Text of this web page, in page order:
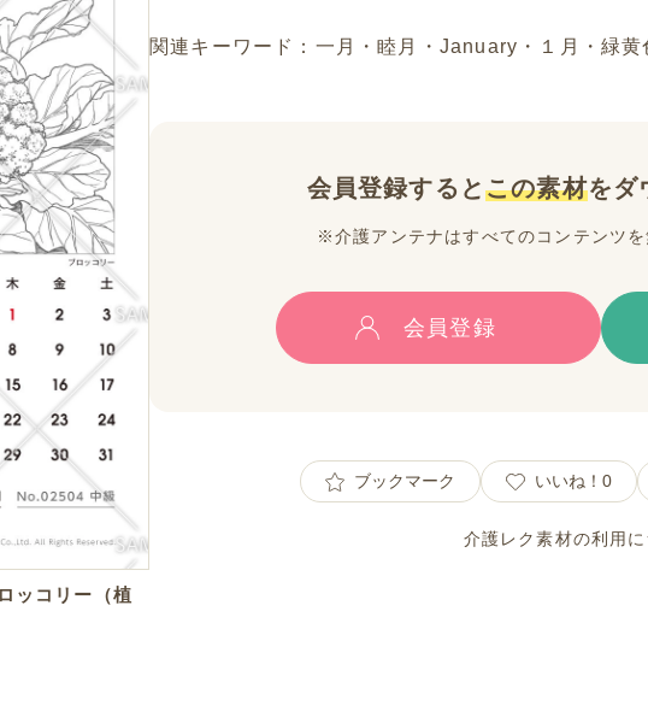
ッコリー（植
関連キーワード：一月・睦月・January・１月・緑
会員登録するとこの素材をダ
※介護アンテナはすべてのコンテンツを
会員登録
ブックマーク いいね！ 0
介護レク素材の利用